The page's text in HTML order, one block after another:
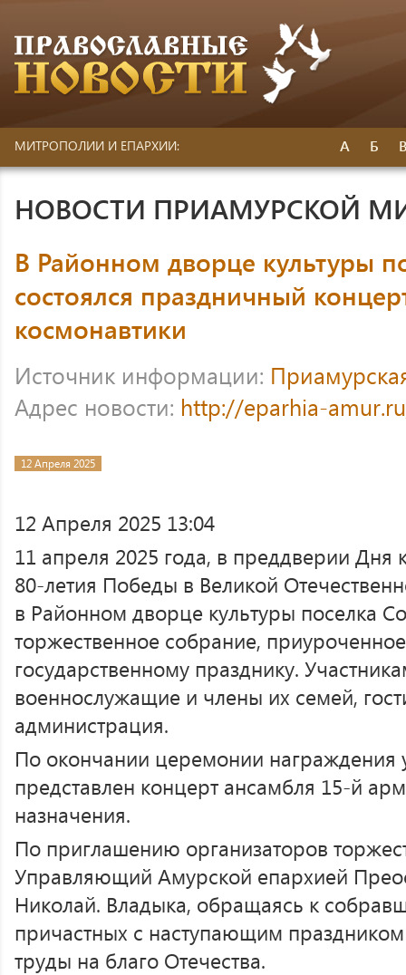
МИТРОПОЛИИ И ЕПАРХИИ: А Б
НОВОСТИ ПРИАМУРСКОЙ
В Районном дворце культуры
состоялся праздничный
космонавтики
Источник информации:
Адрес новости: http://eparhia-
12 Апреля 2025
12 Апреля 2025 13:04
11 апреля 2025 года, в преддверии Дня
80-летия Победы в Великой
в Районном дворце культуры поселка
торжественное собрание,
государственному празднику.
военнослужащие и члены их семей,
администрация.
По окончании церемонии награждения
представлен концерт ансамбля 15-й
назначения.
По приглашению организаторов
Управляющий Амурской епархией
Николай. Владыка, обращаясь к
причастных с наступающим
труды на благо Отечества.